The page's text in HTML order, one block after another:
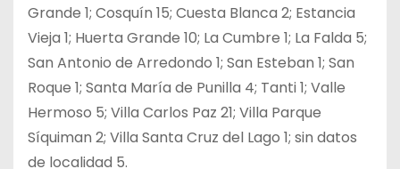
Grande 1; Cosquín 15; Cuesta Blanca 2; Estancia
Vieja 1; Huerta Grande 10; La Cumbre 1; La Falda 5;
San Antonio de Arredondo 1; San Esteban 1; San
Roque 1; Santa María de Punilla 4; Tanti 1; Valle
Hermoso 5; Villa Carlos Paz 21; Villa Parque
Síquiman 2; Villa Santa Cruz del Lago 1; sin datos
de localidad 5.